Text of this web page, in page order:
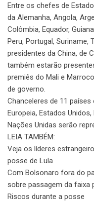
Entre os chefes de
da Alemanha, Angola,
Colômbia, Equador,
Peru, Portugal, Suriname,
presidentes da China, de
também estarão
premiês do Mali e
de governo.
Chanceleres de 11
Europeia, Estados
Nações Unidas serão
LEIA TAMBÉM:
Veja os líderes
posse de Lula
Com Bolsonaro fora do
sobre passagem da faixa
Riscos durante a posse